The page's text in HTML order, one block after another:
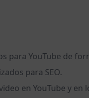
para YouTube de
para SEO.
en YouTube y en